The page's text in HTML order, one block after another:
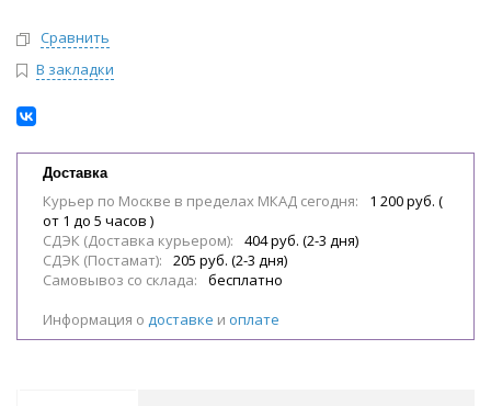
Сравнить
В закладки
Доставка
Курьер по Москве в пределах МКАД сегодня:
1 200 руб. (
от 1 до 5 часов )
СДЭК (Доставка курьером):
404 руб. (2-3 дня)
СДЭК (Постамат):
205 руб. (2-3 дня)
Самовывоз со склада:
бесплатно
Информация о доставке и оплате